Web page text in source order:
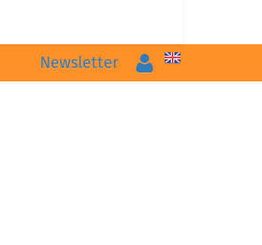
Newsletter Logare